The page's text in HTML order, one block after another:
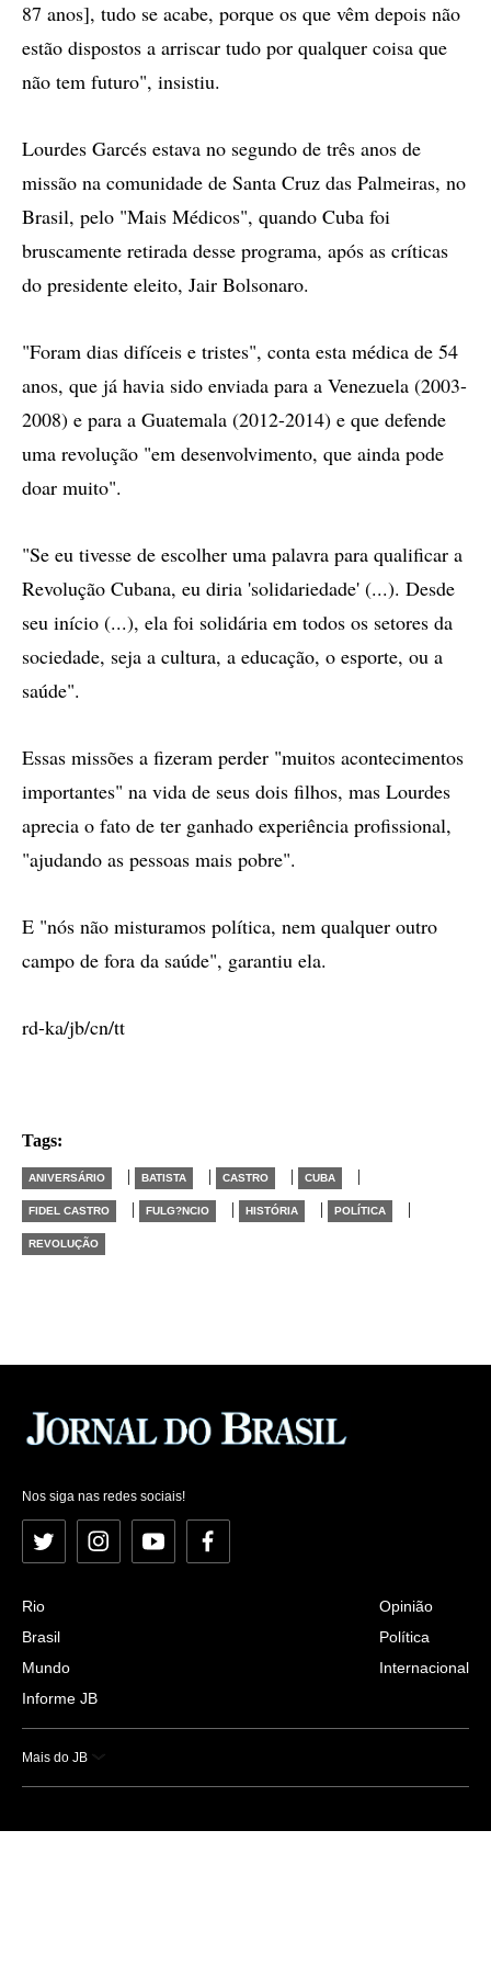
87 anos], tudo se acabe, porque os que vêm depois não
estão dispostos a arriscar tudo por qualquer coisa que
não tem futuro", insistiu.
Lourdes Garcés estava no segundo de três anos de
missão na comunidade de Santa Cruz das Palmeiras, no
Brasil, pelo "Mais Médicos", quando Cuba foi
bruscamente retirada desse programa, após as críticas
do presidente eleito, Jair Bolsonaro.
"Foram dias difíceis e tristes", conta esta médica de 54
anos, que já havia sido enviada para a Venezuela (2003-
2008) e para a Guatemala (2012-2014) e que defende
uma revolução "em desenvolvimento, que ainda pode
doar muito".
"Se eu tivesse de escolher uma palavra para qualificar a
Revolução Cubana, eu diria 'solidariedade' (...). Desde
seu início (...), ela foi solidária em todos os setores da
sociedade, seja a cultura, a educação, o esporte, ou a
saúde".
Essas missões a fizeram perder "muitos acontecimentos
importantes" na vida de seus dois filhos, mas Lourdes
aprecia o fato de ter ganhado experiência profissional,
"ajudando as pessoas mais pobre".
E "nós não misturamos política, nem qualquer outro
campo de fora da saúde", garantiu ela.
rd-ka/jb/cn/tt
Tags:
ANIVERSÁRIO | BATISTA | CASTRO | CUBA |
FIDEL CASTRO | FULG?NCIO | HISTÓRIA | POLÍTICA |
REVOLUÇÃO
Nos siga nas redes sociais!
Twitter InstagramYouTubeFacebook
Rio
Brasil
Mundo
Informe JB
Opinião
Política
Internacional
Mais do JB
Esportes